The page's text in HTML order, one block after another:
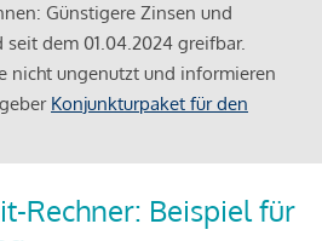
Günstigere Zinsen und
dem 01.04.2024 greifbar.
nicht ungenutzt und informieren
Konjunkturpaket für den
Rechner: Beispiel für